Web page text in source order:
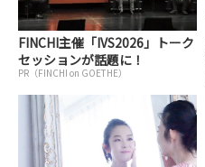
FINCHI主催「IVS2026」トーク
セッションが話題に！
PR（FINCHI on GOETHE）